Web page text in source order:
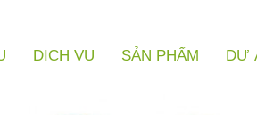
DỊCH VỤ SẢN PHẨM DỰ